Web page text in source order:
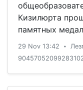
Кизилюрта
памятных
Бавтугай к 20-
29 Nov 13:42 •